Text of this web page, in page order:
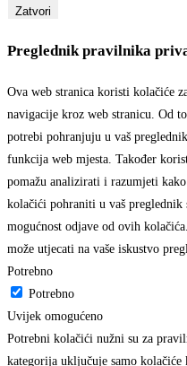
Zatvori
Preglednik pravilnika
Ova web stranica koristi kolačiće
navigacije kroz web stranicu. Od
potrebi pohranjuju u vaš
funkcija web mjesta. Također
pomažu analizirati i razumjeti
kolačići pohraniti u vaš preglednik
mogućnost odjave od ovih
može utjecati na vaše iskustvo
Potrebno
Potrebno
Uvijek omogućeno
Potrebni kolačići nužni su za
kategorija uključuje samo